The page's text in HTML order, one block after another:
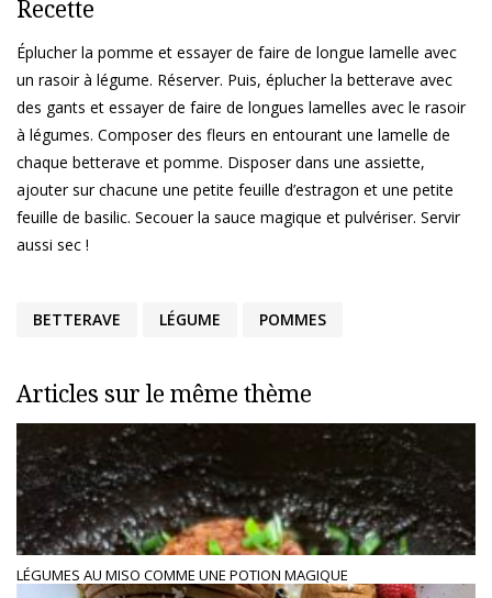
Recette
Éplucher la pomme et essayer de faire de longue lamelle avec
un rasoir à légume. Réserver. Puis, éplucher la betterave avec
des gants et essayer de faire de longues lamelles avec le rasoir
à légumes. Composer des fleurs en entourant une lamelle de
chaque betterave et pomme. Disposer dans une assiette,
ajouter sur chacune une petite feuille d’estragon et une petite
feuille de basilic. Secouer la sauce magique et pulvériser. Servir
aussi sec !
BETTERAVE LÉGUME POMMES
Articles sur le même thème
LÉGUMES AU MISO COMME UNE POTION MAGIQUE